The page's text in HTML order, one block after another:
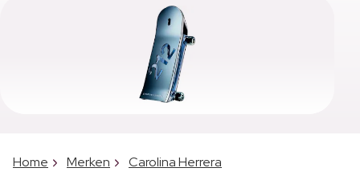
Home Merken
Carolina Herrera